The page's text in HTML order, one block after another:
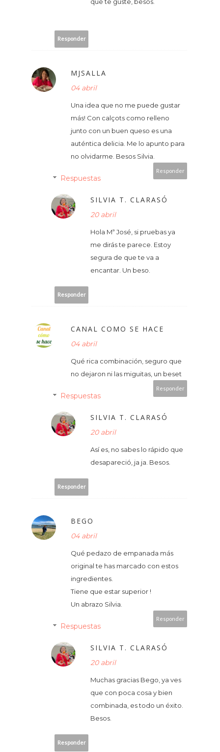
Responder
MJSALLA
04 abril
Una idea que no me puede gustar
más! Con calçots como relleno
junto con un buen queso es una
auténtica delicia. Me lo apunto para
no olvidarme. Besos Silvia.
Responder
Respuestas
SILVIA T. CLARASÓ
20 abril
Hola Mª José, si pruebas ya
me dirás te parece. Estoy
segura de que te va a
encantar. Un beso.
Responder
CANAL COMO SE HACE
04 abril
Qué rica combinación, seguro que
no dejaron ni las miguitas, un beset
Responder
Respuestas
SILVIA T. CLARASÓ
20 abril
Así es, no sabes lo rápido que
desapareció, ja ja. Besos.
Responder
BEGO
04 abril
Qué pedazo de empanada más
original te has marcado con estos
ingredientes.
Tiene que estar superior !
Un abrazo Silvia.
Responder
Respuestas
SILVIA T. CLARASÓ
20 abril
Muchas gracias Bego, ya ves
que con poca cosa y bien
combinada, es todo un éxito.
Besos.
Responder